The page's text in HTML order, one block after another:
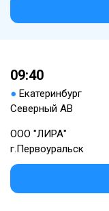
09:40
● Екатеринбург
Северный АВ
ООО "ЛИРА"
г.Первоуральск